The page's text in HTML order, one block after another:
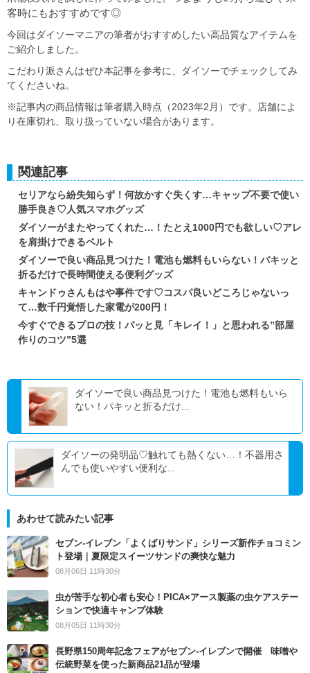
客時にもおすすめです◎
今回はダイソーマニアの筆者がおすすめしたい高品質なアイテムを
ご紹介しました。
こだわり派さんはぜひ本記事を参考に、ダイソーでチェックしてみ
てくださいね。
※記事内の商品情報は筆者購入時点（2023年2月）です。店舗によ
り在庫切れ、取り扱っていない場合があります。
関連記事
セリアなら紛失知らず！何故かすぐ失くす…キャップ不要で使い
勝手良き♡人気スマホグッズ
ダイソーがまたやってくれた…！たとえ1000円でも欲しい♡アレ
を肩掛けできるベルト
ダイソーで良い商品見つけた！電池も燃料もいらない！パキッと
折るだけで長時間使える便利グッズ
キャンドゥさんもはや事件です♡コスパ良いどころじゃないっ
て…数千円覚悟した家電が200円！
今すぐできるプロの技！パッと見「キレイ！」と思われる”部屋
作りのコツ”5選
ダイソーで良い商品見つけた！電池も燃料もいら
ない！パキッと折るだけ...
ダイソーの発明品♡触れても熱くない…！不器用さ
んでも使いやすい便利な...
あわせて読みたい記事
セブン‐イレブン「よくばりサンド」シリーズ新作チョコミン
ト登場｜夏限定スイーツサンドの爽快な魅力
08月06日 11時30分
虫が苦手な初心者も安心！PICA×アース製薬の虫ケアステー
ションで快適キャンプ体験
08月05日 11時30分
長野県150周年記念フェアがセブン-イレブンで開催 味噌や
伝統野菜を使った新商品21品が登場